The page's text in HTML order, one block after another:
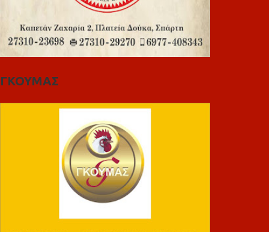
ΓΚΟΥΜΑΣ